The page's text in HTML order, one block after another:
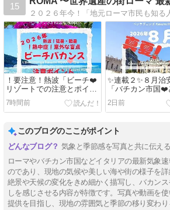
15
！要注意！熱波「ビーチ❤️
リゾートでの注意とポイン
ト♪✨❤️✨日本から行く夏休
みのイタリア♪@猛暑日・
酷暑日編」２０２６年@地
チカン市国 現地イタリア最
新情報♪
7時間前
✨連載２✨８月治
「バチカン市国❤️
♪２０２６年バカ
ズン！注意治安安
♪」@ローマ観光
散策@地元ローマ
地イタリア最新情
2日前
このブログのここがポイント
気象と季節感を写真と共に伝え
ローマやバチカン市国などイタリアの最新気象
のであり、現地の気候や美しい海や街の様子を
絶景や天候の変化をきめ細かく描写し、バカン
しを感じさせる内容が特徴です。写真や動画を
提供を目指し、現地の雰囲気と季節の移り変わり